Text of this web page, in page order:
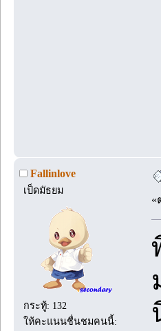
Fallinlove
เป็ดมัธยม
กระทู้: 132
ให้คะแนนชื่นชมคนนี้:
«